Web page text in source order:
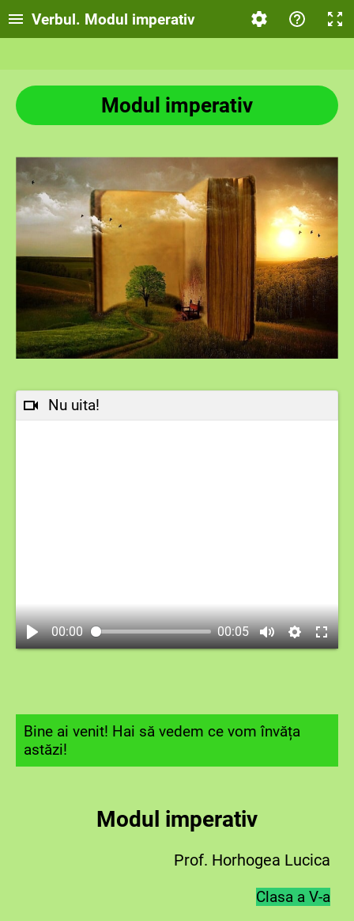
Verbul. Modul imperativ
Modul imperativ
Nu uita!
00:00 00:05
Bine ai venit! Hai să vedem ce vom învăța
astăzi!
Modul imperativ
Prof. Horhogea Lucica
Clasa a V-a